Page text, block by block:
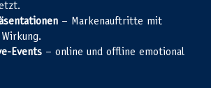
– Markenauftritte mit
Events – online und offline emotional